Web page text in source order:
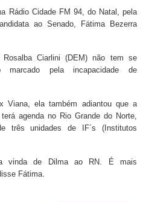
Rádio Cidade FM 94, do Natal, pela
ao Senado, Fátima Bezerra
Ciarlini (DEM) não tem se
marcado pela incapacidade de
Viana, ela também adiantou que a
agenda no Rio Grande do Norte,
três unidades de IF´s (Institutos
vinda de Dilma ao RN. É mais
Fátima.